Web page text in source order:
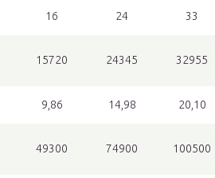
16 24 33
15720 24345 32955
9,86 14,98 20,10
49300 74900 100500